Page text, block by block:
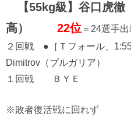
【55kg級】谷口虎徹
高）
22位 ＝24選手
２回戦 ●［Ｔフォール、
Dimitrov（ブルガリア）
１回戦 ＢＹＥ
※敗者復活戦に回れず